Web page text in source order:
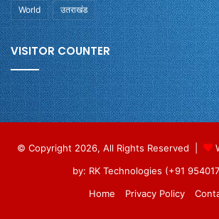
World उतराखंड
VISITOR COUNTER
© Copyright 2026, All Rights Reserved |
by: RK Technologies (+91
Home
Privacy Policy